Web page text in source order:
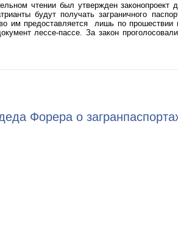
чтении был утвержден законопроект
будут получать заграничного
им предоставляется лишь по прошествии
лессе-пассе. За закон
Форера о